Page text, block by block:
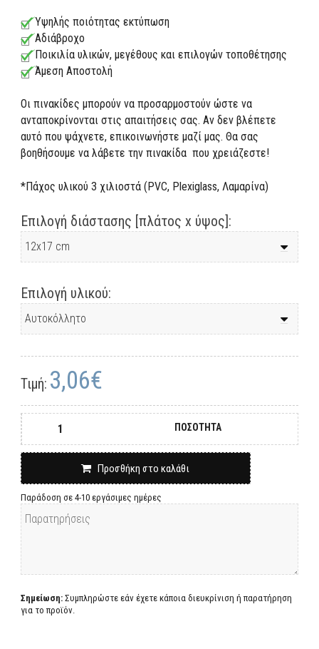
Υψηλής ποιότητας εκτύπωση
Αδιάβροχο
Ποικιλία υλικών, μεγέθους και επιλογών τοποθέτησης
Άμεση Αποστολή
Οι πινακίδες μπορούν να προσαρμοστούν ώστε να
ανταποκρίνονται στις απαιτήσεις σας. Αν δεν βλέπετε
αυτό που ψάχνετε, επικοινωνήστε μαζί μας. Θα σας
βοηθήσουμε να λάβετε την πινακίδα που χρειάζεστε!
*Πάχος υλικού 3 χιλιοστά (PVC, Plexiglass, Λαμαρίνα)
Επιλογή διάστασης [πλάτος x ύψος]:
Επιλογή υλικού:
Τιμή: 3,06€
ΠΟΣΟΤΗΤΑ
Προσθήκη στο καλάθι
Παράδοση σε 4-10 εργάσιμες ημέρες
Σημείωση: Συμπληρώστε εάν έχετε κάποια διευκρίνιση ή παρατήρηση
για το προϊόν.